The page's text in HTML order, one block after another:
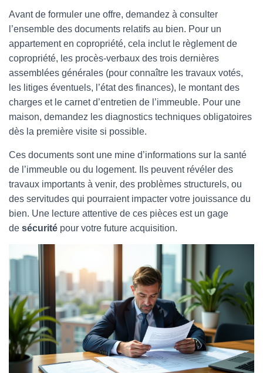
Avant de formuler une offre, demandez à consulter
l’ensemble des documents relatifs au bien. Pour un
appartement en copropriété, cela inclut le règlement de
copropriété, les procès-verbaux des trois dernières
assemblées générales (pour connaître les travaux votés,
les litiges éventuels, l’état des finances), le montant des
charges et le carnet d’entretien de l’immeuble. Pour une
maison, demandez les diagnostics techniques obligatoires
dès la première visite si possible.
Ces documents sont une mine d’informations sur la santé
de l’immeuble ou du logement. Ils peuvent révéler des
travaux importants à venir, des problèmes structurels, ou
des servitudes qui pourraient impacter votre jouissance du
bien. Une lecture attentive de ces pièces est un gage
de sécurité pour votre future acquisition.